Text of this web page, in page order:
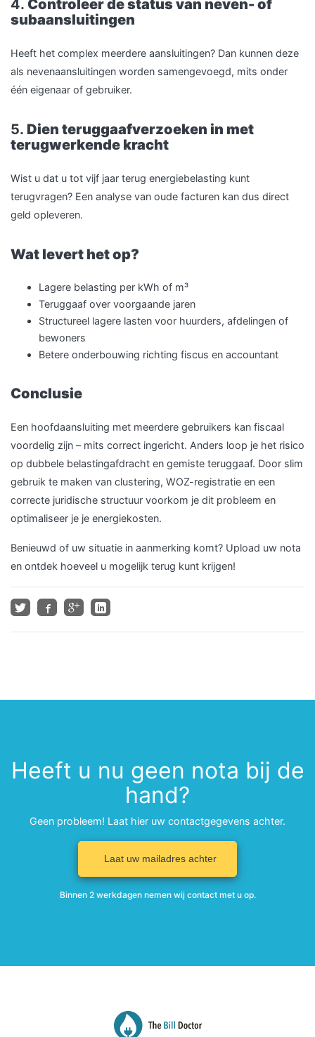
4. Controleer de status van neven- of
subaansluitingen
Heeft het complex meerdere aansluitingen? Dan kunnen deze
als nevenaansluitingen worden samengevoegd, mits onder
één eigenaar of gebruiker.
5. Dien teruggaafverzoeken in met
terugwerkende kracht
Wist u dat u tot vijf jaar terug energiebelasting kunt
terugvragen? Een analyse van oude facturen kan dus direct
geld opleveren.
Wat levert het op?
Lagere belasting per kWh of m³
Teruggaaf over voorgaande jaren
Structureel lagere lasten voor huurders, afdelingen of
bewoners
Betere onderbouwing richting fiscus en accountant
Conclusie
Een hoofdaansluiting met meerdere gebruikers kan fiscaal
voordelig zijn – mits correct ingericht. Anders loop je het risico
op dubbele belastingafdracht en gemiste teruggaaf. Door slim
gebruik te maken van clustering, WOZ-registratie en een
correcte juridische structuur voorkom je dit probleem en
optimaliseer je je energiekosten.
Benieuwd of uw situatie in aanmerking komt? Upload uw nota
en ontdek hoeveel u mogelijk terug kunt krijgen!
Heeft u nu geen nota bij de
hand?
Geen probleem! Laat hier uw contactgegevens achter.
Laat uw mailadres achter
Binnen 2 werkdagen nemen wij contact met u op.